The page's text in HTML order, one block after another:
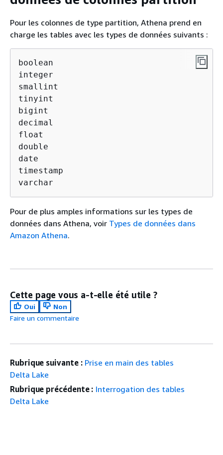
Pour les colonnes de type partition, Athena prend en
charge les tables avec les types de données suivants :
boolean
integer
smallint
tinyint
bigint
decimal
float
double
date
timestamp
varchar
Pour de plus amples informations sur les types de
données dans Athena, voir Types de données dans
Amazon Athena.
Cette page vous a-t-elle été utile ?
Oui
Non
Faire un commentaire
Rubrique suivante : Prise en main des tables
Delta Lake
Rubrique précédente : Interrogation des tables
Delta Lake